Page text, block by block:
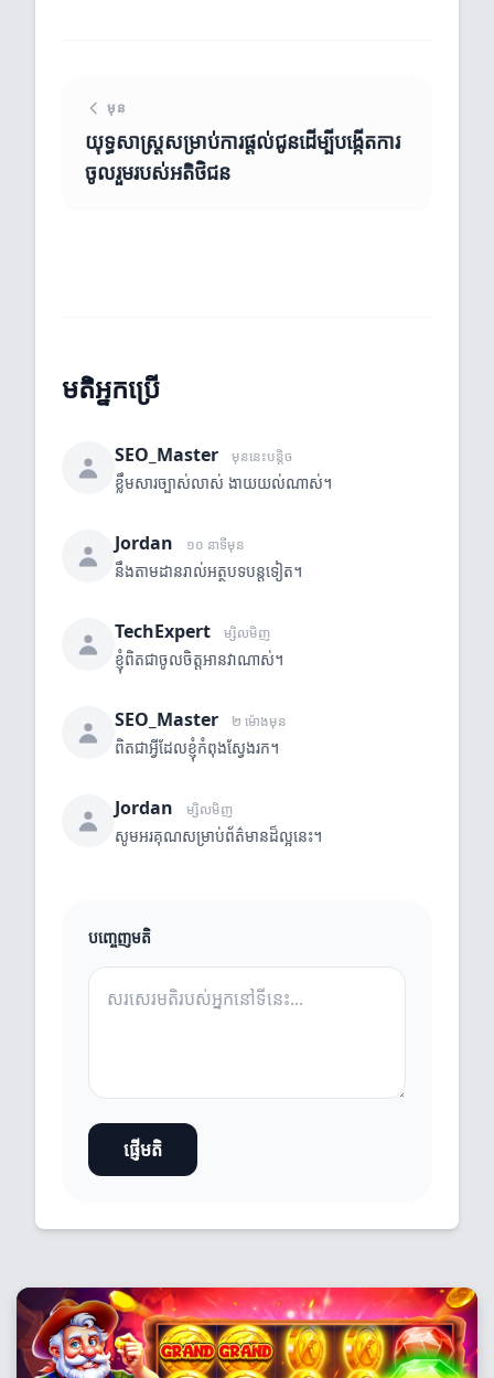
មុន
យុទ្ធសាស្ត្រសម្រាប់ការផ្តល់ជូនដើម្បីបង្កើតការ
ចូលរួមរបស់អតិថិជន
មតិអ្នកប្រើ
SEO_Master មុននេះបន្តិច
ខ្លឹមសារច្បាស់លាស់ ងាយយល់ណាស់។
Jordan ១០ នាទីមុន
នឹងតាមដានរាល់អត្ថបទបន្តទៀត។
TechExpert ម្សិលមិញ
ខ្ញុំពិតជាចូលចិត្តអានវាណាស់។
SEO_Master ២ ម៉ោងមុន
ពិតជាអ្វីដែលខ្ញុំកំពុងស្វែងរក។
Jordan ម្សិលមិញ
សូមអរគុណសម្រាប់ព័ត៌មានដ៏ល្អនេះ។
បញ្ចេញមតិ
ផ្ញើមតិ